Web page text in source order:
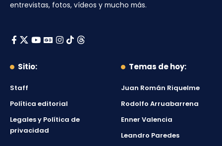
entrevistas, fotos, vídeos y mucho más.
Sitio:
Staff
Política editorial
Legales y Política de
privacidad
Temas de hoy:
Juan Román Riquelme
Rodolfo Arruabarrena
Enner Valencia
Leandro Paredes